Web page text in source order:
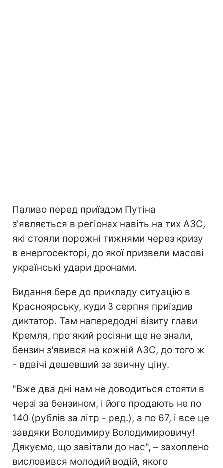
Паливо перед приїздом Путіна
з'являється в регіонах навіть на тих АЗС,
які стояли порожні тижнями через кризу
в енергосекторі, до якої призвели масові
українські удари дронами.
Видання бере до прикладу ситуацію в
Красноярську, куди 3 серпня приїздив
диктатор. Там напередодні візиту глави
Кремля, про який росіяни ще не знали,
бензин з'явився на кожній АЗС, до того ж
- вдвічі дешевший за звичну ціну.
"Вже два дні нам не доводиться стояти в
черзі за бензином, і його продають не по
140 (рублів за літр - ред.), а по 67, і все це
завдяки Володимиру Володимировичу!
Дякуємо, що завітали до нас", – захоплено
висловився молодий водій, якого